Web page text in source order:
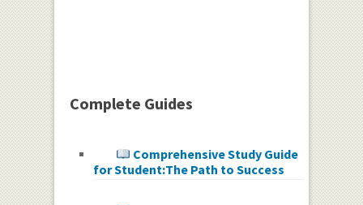
Complete Guides
Comprehensive Study Guide
for Student:The Path to Success